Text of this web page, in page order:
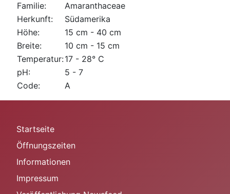
Familie:
Amaranthaceae
Herkunft:
Südamerika
Höhe:
15 cm - 40 cm
Breite:
10 cm - 15 cm
Temperatur:17 - 28° C
pH:
5 - 7
Code:
A
Startseite
Öffnungszeiten
Informationen
Impressum